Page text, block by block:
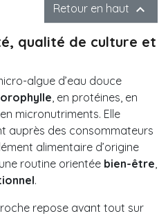
Retour en haut 
qualité de culture et
algue d’eau douce
, en protéines, en
micronutriments. Elle
auprès des consommateurs
alimentaire d’origine
routine orientée bien-être
.
repose avant tout sur